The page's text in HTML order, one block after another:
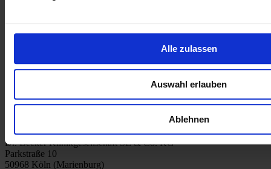
Alle zulassen
Auswahl erlauben
Ablehnen
Neue E-Ladesäulen an der Dr. Becker Kiliani-Klinik
Dr. Becker Klinikgesellschaft SE & Co. KG
Parkstraße 10
50968 Köln (Marienburg)